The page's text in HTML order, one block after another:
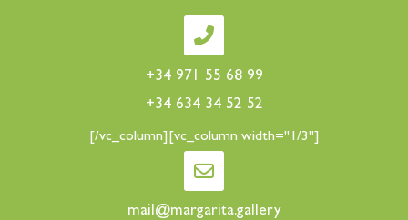
+34 971 55 68 99
+34 634 34 52 52
[/vc_column][vc_column width="1/3"]
mail@margarita.gallery